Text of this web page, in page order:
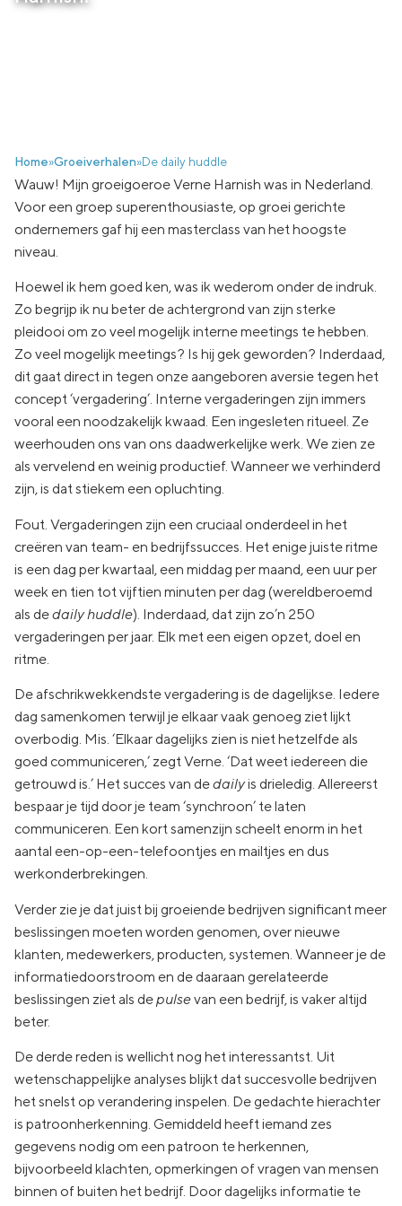
Home»Groeiverhalen»De daily huddle
Wauw! Mijn groeigoeroe Verne Harnish was in Nederland.
Voor een groep superenthousiaste, op groei gerichte
ondernemers gaf hij een masterclass van het hoogste
niveau.
Hoewel ik hem goed ken, was ik wederom onder de indruk.
Zo begrijp ik nu beter de achtergrond van zijn sterke
pleidooi om zo veel mogelijk interne meetings te hebben.
Zo veel mogelijk meetings? Is hij gek geworden? Inderdaad,
dit gaat direct in tegen onze aangeboren aversie tegen het
concept ‘vergadering’. Interne vergaderingen zijn immers
vooral een noodzakelijk kwaad. Een ingesleten ritueel. Ze
weerhouden ons van ons daadwerkelijke werk. We zien ze
als vervelend en weinig productief. Wanneer we verhinderd
zijn, is dat stiekem een opluchting.
Fout. Vergaderingen zijn een cruciaal onderdeel in het
creëren van team- en bedrijfssucces. Het enige juiste ritme
is een dag per kwartaal, een middag per maand, een uur per
week en tien tot vijftien minuten per dag (wereldberoemd
als dedaily huddle). Inderdaad, dat zijn zo’n 250
vergaderingen per jaar. Elk met een eigen opzet, doel en
ritme.
De afschrikwekkendste vergadering is de dagelijkse. Iedere
dag samenkomen terwijl je elkaar vaak genoeg ziet lijkt
overbodig. Mis. ‘Elkaar dagelijks zien is niet hetzelfde als
goed communiceren,’ zegt Verne. ‘Dat weet iedereen die
getrouwd is.’ Het succes van dedailyis drieledig. Allereerst
bespaar je tijd door je team ‘synchroon’ te laten
communiceren. Een kort samenzijn scheelt enorm in het
aantal een-op-een-telefoontjes en mailtjes en dus
werkonderbrekingen.
Verder zie je dat juist bij groeiende bedrijven significant meer
beslissingen moeten worden genomen, over nieuwe
klanten, medewerkers, producten, systemen. Wanneer je de
informatiedoorstroom en de daaraan gerelateerde
beslissingen ziet als depulsevan een bedrijf, is vaker altijd
beter.
De derde reden is wellicht nog het interessantst. Uit
wetenschappelijke analyses blijkt dat succesvolle bedrijven
het snelst op verandering inspelen. De gedachte hierachter
is patroonherkenning. Gemiddeld heeft iemand zes
gegevens nodig om een patroon te herkennen,
bijvoorbeeld klachten, opmerkingen of vragen van mensen
binnen of buiten het bedrijf. Door dagelijks informatie te